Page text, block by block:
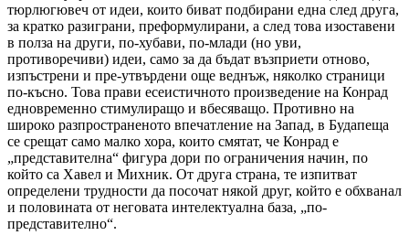
тюрлюгювеч от идеи, които биват подбирани една след друга,
за кратко разиграни, преформулирани, а след това изоставени
в полза на други, по-хубави, по-млади (но уви,
противоречиви) идеи, само за да бъдат възприети отново,
изпъстрени и пре-утвърдени още веднъж, няколко страници
по-късно. Това прави есеистичното произведение на Конрад
едновременно стимулиращо и вбесяващо. Противно на
широко разпространеното впечатление на Запад, в Будапеща
се срещат само малко хора, които смятат, че Конрад е
„представителна“ фигура дори по ограничения начин, по
който са Хавел и Михник. От друга страна, те изпитват
определени трудности да посочат някой друг, който е обхванал
и половината от неговата интелектуална база, „по-
представително“.